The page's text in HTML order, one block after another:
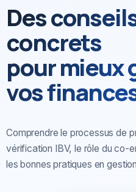
Des
concrets
pour mieux
vos
Comprendre le processus de
vérification IBV, le rôle duco-
les bonnes pratiques en